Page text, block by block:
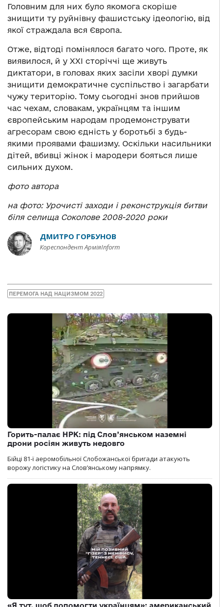
Головним для них було якомога скоріше
знищити ту руйнівну фашистську ідеологію, від
якої страждала вся Європа.
Отже, відтоді помінялося багато чого. Проте, як
виявилося, й у XXI сторіччі ще живуть
диктатори, в головах яких засіли хворі думки
знищити демократичне суспільство і загарбати
чужу територію. Тому сьогодні знов прийшов
час чехам, словакам, українцям та іншим
європейським народам продемонструвати
агресорам свою єдність у боротьбі з будь-
якими проявами фашизму. Оскільки насильники
дітей, вбивці жінок і мародери бояться лише
сильних духом.
фото автора
на фото: Урочисті заходи і реконструкція битви
біля селища Соколове 2008-2020 роки
ДМИТРО ГОРБУНОВ
Кореспондент АрміяInform
ПЕРЕМОГА НАД НАЦИЗМОМ 2022
Горить-палає НРК: під Слов’янськом наземні
дрони росіян живуть недовго
Бійці 81-ї аеромобільної Слобожанської бригади атакують
ворожу логістику на Словʼянському напрямку.
«Я тут, щоб допомогти українцям»: американський